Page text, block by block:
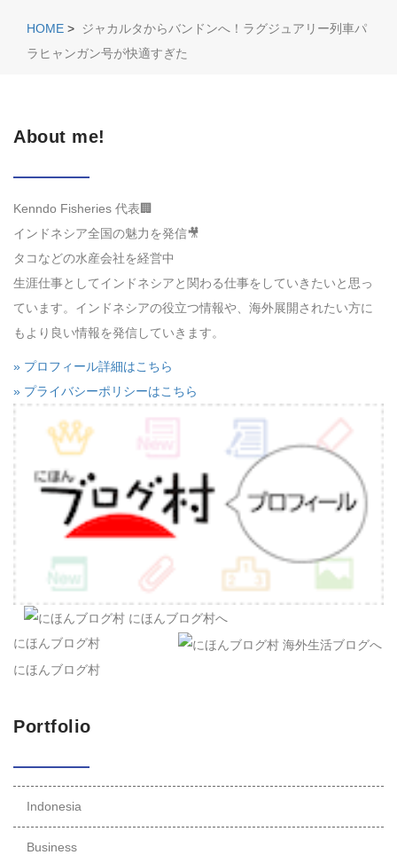
HOME > ジャカルタからバンドンへ！ラグジュアリー列車パ
ラヒャンガン号が快適すぎた
About me!
Kenndo Fisheries 代表🏢
インドネシア全国の魅力を発信🎥
タコなどの水産会社を経営中
生涯仕事としてインドネシアと関わる仕事をしていきたいと思っ
ています。インドネシアの役立つ情報や、海外展開されたい方に
もより良い情報を発信していきます。
» プロフィール詳細はこちら
» プライバシーポリシーはこちら
にほんブログ村
にほんブログ村
Portfolio
Indonesia
Business